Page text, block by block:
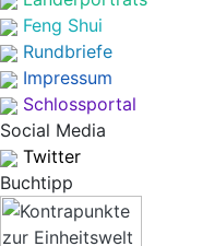
Feng Shui
Rundbriefe
Impressum
Schlossportal
Social Media
Twitter
Buchtipp